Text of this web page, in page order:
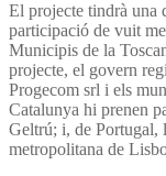
El projecte tindrà una
participació de vuit
Municipis de la
projecte, el govern
Progecom srl i els
Catalunya hi prenen
Geltrú; i, de Portugal,
metropolitana de